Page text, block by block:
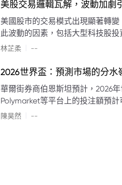
口受阻持續，2026年底油價可能
若供應快速恢復且需求進一步走
美元。
美股交易邏輯瓦解，波動加劇
美國股市的交易模式出現顯著轉
此波動的因素，包括大型科技股
矛盾信號。專家意見顯示，雙向
點：** * **交易邏輯轉變：** 順勢做多的市場邏輯已瓦解，市場走向變得難以預測。 * **科技股信心減弱：**
現顯著的單日反轉幅度，整體市場穩定性大幅下降。 * **經濟數據
縮貨幣政策預期升溫之間形成拉扯，加劇市場不確定性。 * **
切換，投資者意見分歧程度處於極高水平。 * **聚焦聯準會：** 聯準會的利率決議
林芷柔 --
2026世界盃：預測市場的分
華爾街券商伯恩斯坦預計，2026
Polymarket等平台上的投注額預
道、西班牙語轉播權以及對預測市
陳昊然 --